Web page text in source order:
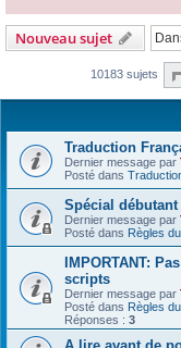
Nouveau sujet
10183 sujets
Traduction
Dernier message par
Posté dans
Spécial
Dernier message par
Posté dans Règles
IMPORTANT:
scripts
Dernier message par
Posté dans Règles
Réponses : 3